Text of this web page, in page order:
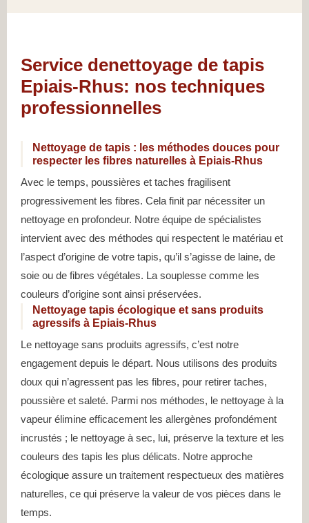
Service denettoyage de tapis
Epiais-Rhus: nos techniques
professionnelles
Nettoyage de tapis : les méthodes douces pour
respecter les fibres naturelles à Epiais-Rhus
Avec le temps, poussières et taches fragilisent
progressivement les fibres. Cela finit par nécessiter un
nettoyage en profondeur. Notre équipe de spécialistes
intervient avec des méthodes qui respectent le matériau et
l’aspect d’origine de votre tapis, qu’il s’agisse de laine, de
soie ou de fibres végétales. La souplesse comme les
couleurs d’origine sont ainsi préservées.
Nettoyage tapis écologique et sans produits
agressifs à Epiais-Rhus
Le nettoyage sans produits agressifs, c’est notre
engagement depuis le départ. Nous utilisons des produits
doux qui n’agressent pas les fibres, pour retirer taches,
poussière et saleté. Parmi nos méthodes, le nettoyage à la
vapeur élimine efficacement les allergènes profondément
incrustés ; le nettoyage à sec, lui, préserve la texture et les
couleurs des tapis les plus délicats. Notre approche
écologique assure un traitement respectueux des matières
naturelles, ce qui préserve la valeur de vos pièces dans le
temps.